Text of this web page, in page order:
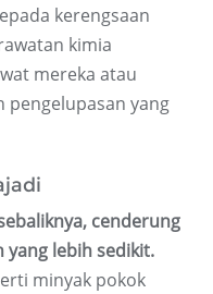
kerengsaan
kimia
mereka atau
pengelupasan yang
cenderung
yang lebih sedikit.
minyak pokok